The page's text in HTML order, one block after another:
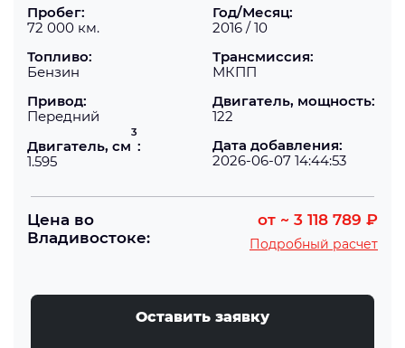
Пробег:
72 000 км.
Год/Месяц:
2016 / 10
Топливо:
Бензин
Трансмиссия:
МКПП
Привод:
Передний
Двигатель, мощность:
122
Двигатель, см
3
:
1.595
Дата добавления:
2026-06-07 14:44:53
Цена во
Владивостоке:
от ~ 3 118 789 ₽
Подробный расчет
Оставить заявку